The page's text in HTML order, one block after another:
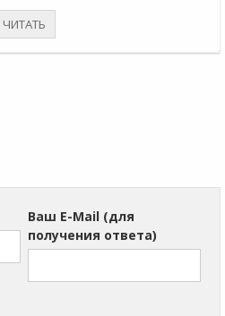
ЧИТАТЬ
Ваш E-Mail (для
получения ответа)